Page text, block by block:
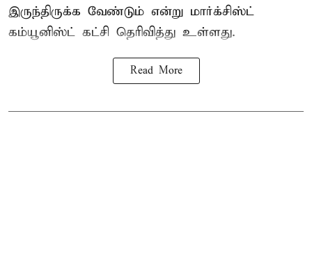
இருந்திருக்க வேண்டும் என்று மார்க்சிஸ்ட்
கம்யூனிஸ்ட் கட்சி தெரிவித்து உள்ளது.
Read More